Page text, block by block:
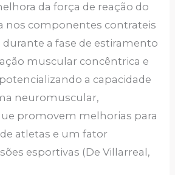
da força de reação do
nos componentes contrateis
a fase de estiramento
muscular concêntrica e
a capacidade
neuromuscular,
promovem melhorias para
atletas e um fator
esportivas (De Villarreal,